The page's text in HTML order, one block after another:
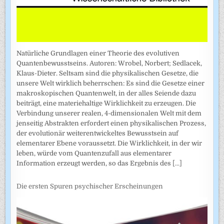
Natürliche Grundlagen einer Theorie des evolutiven
Quantenbewusstseins. Autoren: Wrobel, Norbert; Sedlacek,
Klaus-Dieter. Seltsam sind die physikalischen Gesetze, die
unsere Welt wirklich beherrschen: Es sind die Gesetze einer
makroskopischen Quantenwelt, in der alles Seiende dazu
beiträgt, eine materiehaltige Wirklichkeit zu erzeugen. Die
Verbindung unserer realen, 4-dimensionalen Welt mit dem
jenseitig Abstrakten erfordert einen physikalischen Prozess,
der evolutionär weiterentwickeltes Bewusstsein auf
elementarer Ebene voraussetzt. Die Wirklichkeit, in der wir
leben, würde vom Quantenzufall aus elementarer
Information erzeugt werden, so das Ergebnis des [...]
Die ersten Spuren psychischer Erscheinungen